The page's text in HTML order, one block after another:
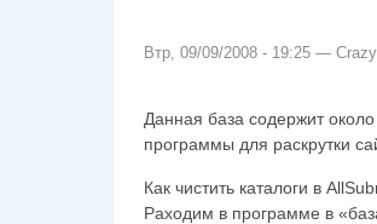
Втр, 09/09/2008 - 19:25 —
Данная база содержит
программы для раскрутки
Как чистить каталоги в
Pаходим в программе в